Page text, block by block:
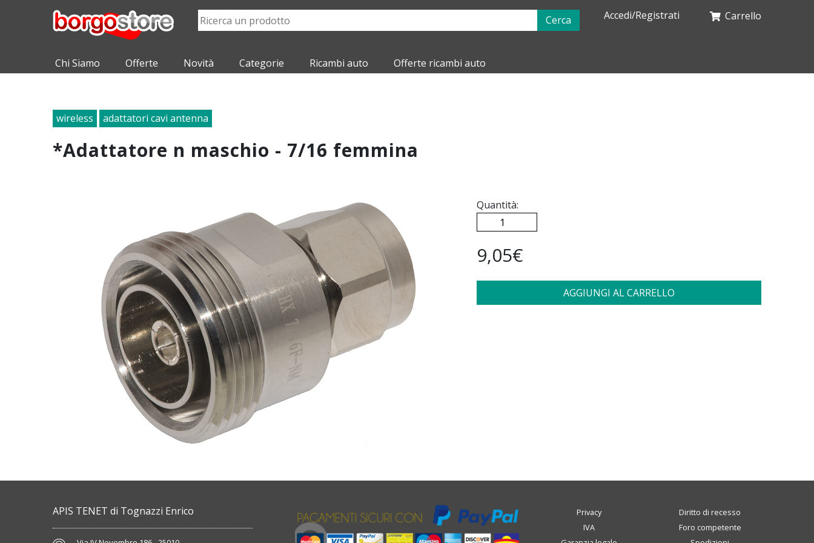
Accedi/Registrati Carrello
Cerca
Chi Siamo Offerte Novità Categorie Ricambi auto Offerte ricambi auto
wireless adattatori cavi antenna
*adattatore n maschio - 7/16 femmina
Quantità:
9,05€
AGGIUNGI AL CARRELLO
APIS TENET di Tognazzi Enrico
Privacy
IVA
Diritto di recesso
Foro competente